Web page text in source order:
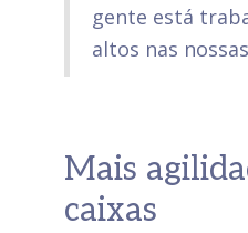
gente está
altos nas
Mais
caixas